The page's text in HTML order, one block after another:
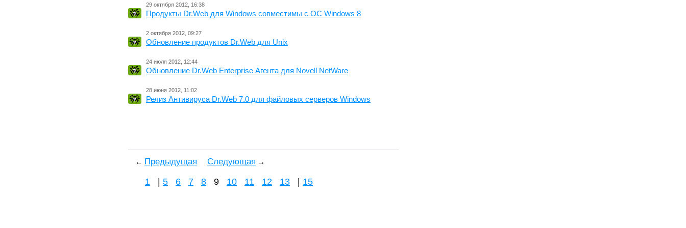
29 октября 2012, 16:38
Продукты Dr.Web для Windows совместимы с ОС Windows 8
2 октября 2012, 09:27
Обновление продуктов Dr.Web для Unix
24 июля 2012, 12:44
Обновление Dr.Web Enterprise Агента для Novell NetWare
28 июня 2012, 11:02
Релиз Антивируса Dr.Web 7.0 для файловых серверов Windows
← Предыдущая Cледующая →
1 5 6 7 8 9 10 11 12 13 15